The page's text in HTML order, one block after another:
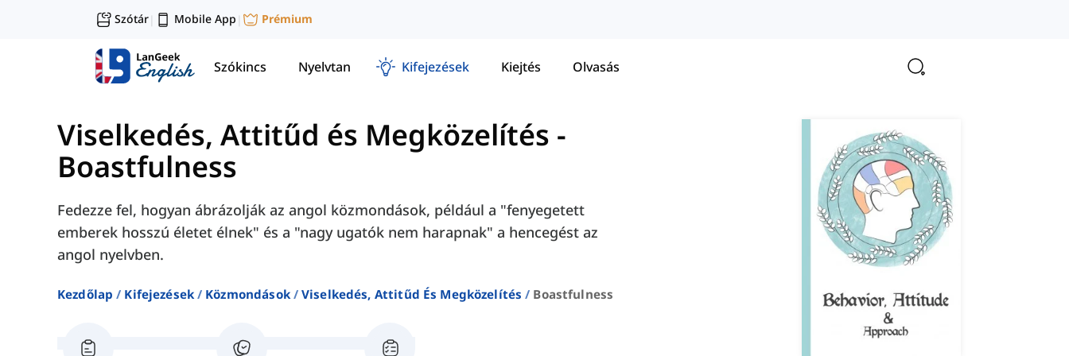
Szótár| Mobile App | Prémium
Szókincs Nyelvtan Kifejezések Kiejtés Olvasás
Viselkedés, Attitűd és Megközelítés -
Boastfulness
Fedezze fel, hogyan ábrázolják az angol közmondások, például a "fenyegetett
emberek hosszú életet élnek" és a "nagy ugatók nem harapnak" a hencegést az
angol nyelvben.
Kezdőlap Kifejezések Közmondások Viselkedés, Attitűd És Megközelítés Boastfulness